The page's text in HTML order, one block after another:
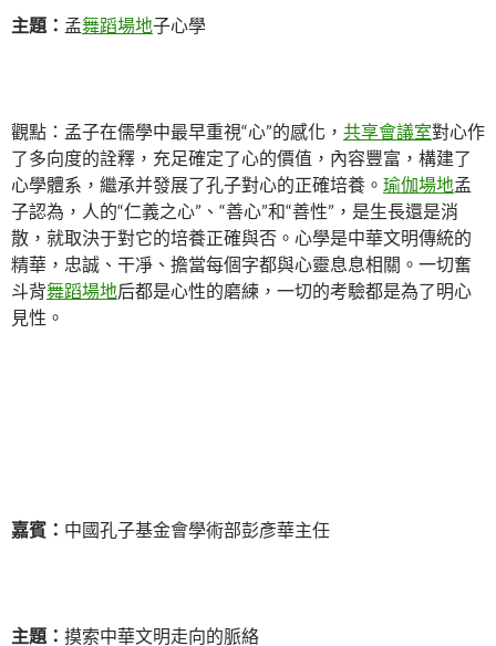
主題： 孟舞蹈場地子心學
觀點：孟子在儒學中最早重視“心”的感化， 共享會議室對心作
了多向度的詮釋，充足確定了心的價值，內容豐富，構建了
心學體系，繼承并發展了孔子對心的正確培養。 瑜伽場地孟
子認為，人的“仁義之心”、“善心”和“善性”，是生長還是消
散，就取決于對它的培養正確與否。心學是中華文明傳統的
精華，忠誠、干凈、擔當每個字都與心靈息息相關。一切奮
斗背舞蹈場地后都是心性的磨練，一切的考驗都是為了明心
見性。
嘉賓： 中國孔子基金會學術部彭彥華主任
主題： 摸索中華文明走向的脈絡